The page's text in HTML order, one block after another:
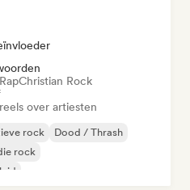
Christian Rock
over artiesten
rock
Dood / Thrash
rock